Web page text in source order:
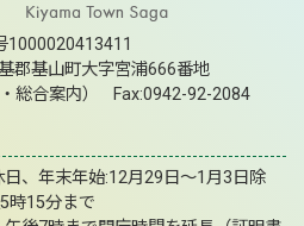
1000020413411
郡基山町大字宮浦666番地
総合案内） Fax:0942-92-2084
、年末年始:12月29日～1月3日除
時15分まで